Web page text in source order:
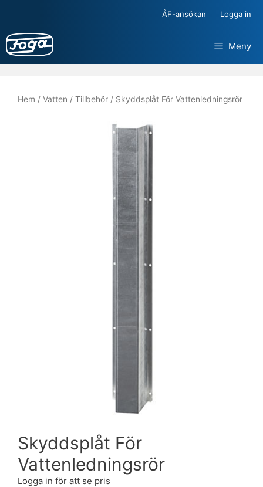
innehåll
ÅF-ansökan Logga in
Meny
Hem / Vatten / Tillbehör / Skyddsplåt För Vattenledningsrör
Skyddsplåt För
Vattenledningsrör
Logga in för att se pris